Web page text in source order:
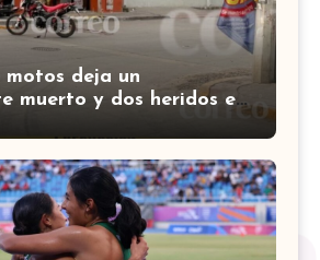
motos deja un
muerto y dos heridos en
en León